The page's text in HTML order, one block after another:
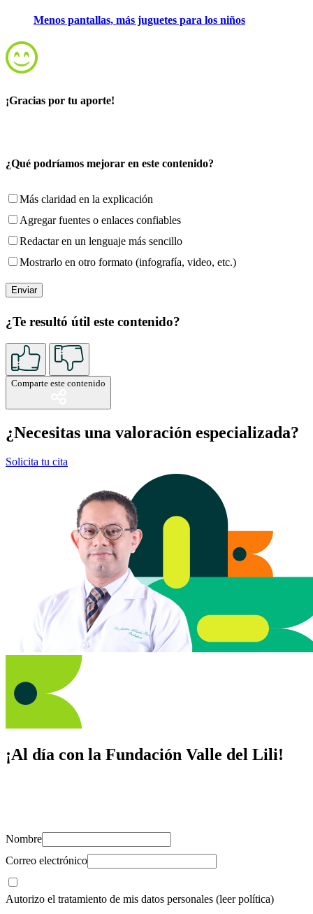
Menos pantallas, más juguetes para los niños
¡Gracias por tu aporte!
¿Qué podríamos mejorar en este contenido?
Más claridad en la explicación
Agregar fuentes o enlaces confiables
Redactar en un lenguaje más sencillo
Mostrarlo en otro formato (infografía, video, etc.)
¿Te resultó útil este contenido?
Comparte este contenido
¿Necesitas una valoración especializada?
Solicita tu cita
¡Al día con la Fundación Valle del Lili!
Nombre
Correo electrónico
Autorizo el tratamiento de mis datos personales (leer política)